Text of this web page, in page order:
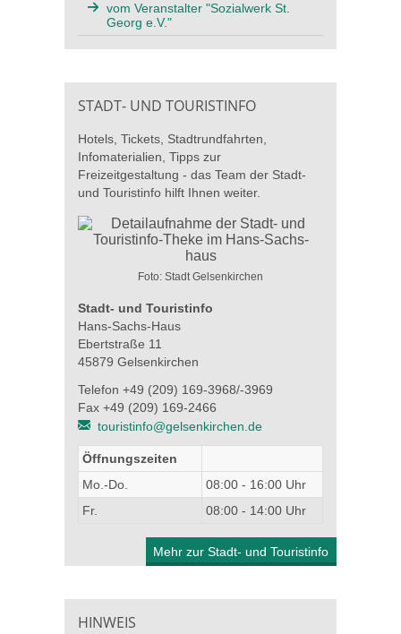
vom Veranstalter "Sozialwerk St.
Georg e.V."
STADT- UND TOURISTINFO
Hotels, Tickets, Stadtrundfahrten,
Infomaterialien, Tipps zur
Freizeitgestaltung - das Team der Stadt-
und Touristinfo hilft Ihnen weiter.
Foto: Stadt Gelsenkirchen
Stadt- und Touristinfo
Hans-Sachs-Haus
Ebertstraße 11
45879 Gelsenkirchen
Telefon +49 (209) 169-3968/-3969
Fax +49 (209) 169-2466
touristinfo@gelsenkirchen.de
Öffnungszeiten
Mo.-Do.
08:00 - 16:00 Uhr
Fr.
08:00 - 14:00 Uhr
Mehr zur Stadt- und Touristinfo
HINWEIS